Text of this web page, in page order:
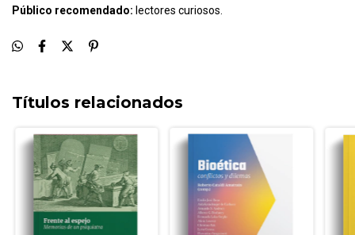
Público recomendado: lectores curiosos.
Títulos relacionados